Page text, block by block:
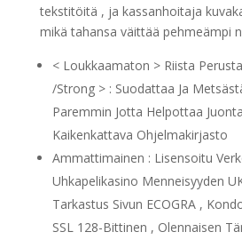
tekstitöitä , ja kassanhoitaja
mikä tahansa väittää pehmeämpi
< Loukkaamaton > Riista
/Strong > : Suodattaa Ja
Paremmin Jotta Helpottaa
Kaikenkattava Ohjelmakirjasto
Ammattimainen : Lisensoitu
Uhkapelikasino Menneisyyden
Tarkastus Sivun ECOGRA ,
SSL 128-Bittinen , Olennaisen